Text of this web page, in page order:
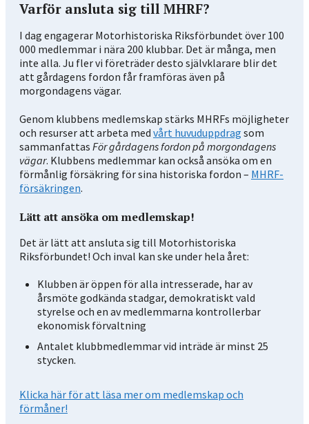
Varför ansluta sig till MHRF?
I dag engagerar Motorhistoriska Riksförbundet över 100
000 medlemmar i nära 200 klubbar. Det är många, men
inte alla. Ju fler vi företräder desto självklarare blir det
att gårdagens fordon får framföras även på
morgondagens vägar.
Genom klubbens medlemskap stärks MHRFs möjligheter
och resurser att arbeta med vårt huvuduppdrag som
sammanfattas För gårdagens fordon på morgondagens
vägar. Klubbens medlemmar kan också ansöka om en
förmånlig försäkring för sina historiska fordon – MHRF-
försäkringen.
Lätt att ansöka om medlemskap!
Det är lätt att ansluta sig till Motorhistoriska
Riksförbundet! Och inval kan ske under hela året:
Klubben är öppen för alla intresserade, har av
årsmöte godkända stadgar, demokratiskt vald
styrelse och en av medlemmarna kontrollerbar
ekonomisk förvaltning
Antalet klubbmedlemmar vid inträde är minst 25
stycken.
Klicka här för att läsa mer om medlemskap och
förmåner!